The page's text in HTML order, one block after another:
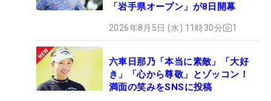
「岩手県オープン」が8日開幕
2026年8月5日 (水) 11時30分 1
六車日那乃「本当に素敵」「大好
き」「心から尊敬」とゾッコン！
満面の笑みをSNSに投稿